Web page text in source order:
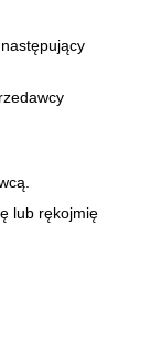
lub rękojmię